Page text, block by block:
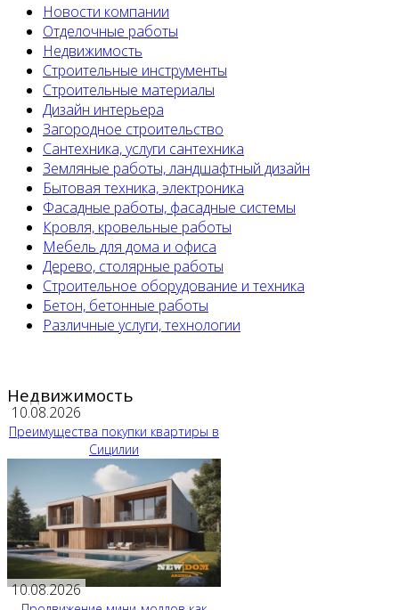
Новости компании
Отделочные работы
Недвижимость
Строительные инструменты
Строительные материалы
Дизайн интерьера
Загородное строительство
Сантехника, услуги сантехника
Земляные работы, ландшафтный дизайн
Бытовая техника, электроника
Фасадные работы, фасадные системы
Кровля, кровельные работы
Мебель для дома и офиса
Дерево, столярные работы
Строительное оборудование и техника
Бетон, бетонные работы
Различные услуги, технологии
Недвижимость
10.08.2026
Преимущества покупки квартиры в
Сицилии
10.08.2026